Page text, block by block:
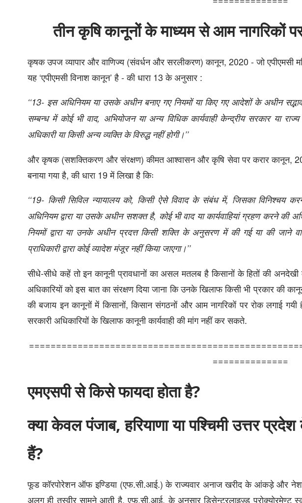
तीन कृषि कानूनों के माध्यम से आम नागरिकों
कृषक उपज व्यापार और वाणिज्य (संवर्धन और सरलीकरण) कानून, 2020 - जो एपीएमसी
यह ‘एपीएमसी विनाश कानून’ है - की धारा 13 के अनुसार :
‘‘13- इस अधिनियम या उसके अधीन बनाए गए नियमों या किए गए आदेशों के अधीन
सम्बन्ध में कोई भी वाद, अभियोजन या अन्य विधिक कार्यवाही केन्द्रीय सरकार या
अधिकारी या किसी अन्य व्यक्ति के विरुद्ध नहीं होगी।’’
और कृषक (सशक्तिकरण और संरक्षण) कीमत आश्वासन और कृषि सेवा पर करार कानून,
बनाया गया है, की धारा 19 में लिखा है किः
‘‘19- किसी सिविल न्यायालय को, किसी ऐसे विवाद के संबंध में, जिसका विनिश्चय
अधिनियम द्वारा या उसके अधीन सशक्त है, कोई भी वाद या कार्यवाहियां ग्रहण करने की
नियमों द्वारा या उनके अधीन प्रदत्त किसी शक्ति के अनुसरण में की गई या की जाने
प्राधिकारी द्वारा कोई व्यादेश मंजूर नहीं किया जाएगा।’’
सीधे-सीधे कहें तो इन कानूनी प्रावधानों का असल मतलब है किसानों के हितों की अनदेखी
अधिकारियों को इस बात का संरक्षण दिया जाना कि उनके खिलाफ किसी भी प्रकार की
की बजाय इन कानूनों में किसानों, किसान संगठनों और आम नागरिकों पर रोक लगाई
सरकारी अधिकारियों के खिलाफ कानूनी कार्यवाही की मांग नहीं कर सकते.
==============
एमएसपी से किसे फायदा होता है?
क्या केवल पंजाब, हरियाणा या पश्चिमी उत्तर
हैं?
फूड कॉरपोरेशन ऑफ इण्डिया (एफ.सी.आई.) के राज्यवार अनाज खरीद के आंकड़े और
अलग ही तस्वीर सामने आती है. एफ.सी.आई. के अनुसार डिसेन्ट्रलाइज्ड प्रोक्योरमेण्ट